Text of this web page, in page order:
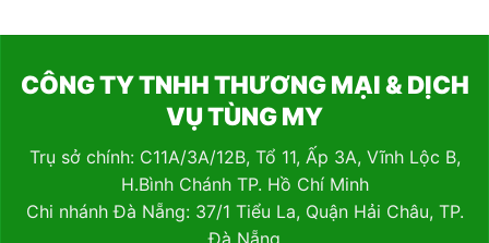
CÔNG TY TNHH THƯƠNG MẠI & DỊCH
VỤ TÙNG MY
Trụ sở chính: C11A/3A/12B, Tổ 11, Ấp 3A, Vĩnh Lộc B,
H.Bình Chánh TP. Hồ Chí Minh
Chi nhánh Đà Nẵng: 37/1 Tiểu La, Quận Hải Châu, TP.
Đà Nẵng